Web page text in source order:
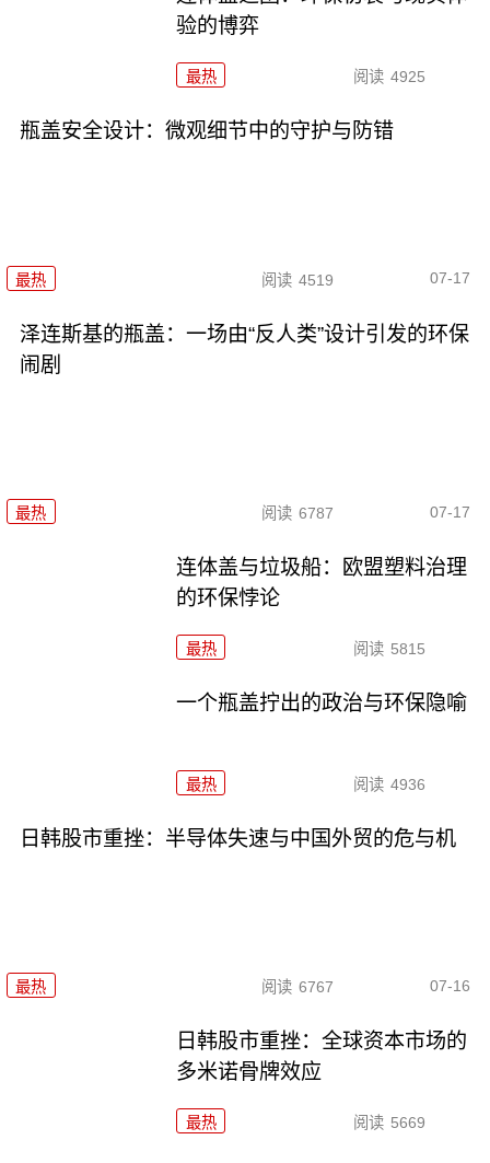
验的博弈
最热 阅读 4925
瓶盖安全设计：微观细节中的守护与防错
最热 阅读 4519 07-17
泽连斯基的瓶盖：一场由“反人类”设计引发的环保
闹剧
最热 阅读 6787 07-17
连体盖与垃圾船：欧盟塑料治理
的环保悖论
最热 阅读 5815
一个瓶盖拧出的政治与环保隐喻
最热 阅读 4936
日韩股市重挫：半导体失速与中国外贸的危与机
最热 阅读 6767 07-16
日韩股市重挫：全球资本市场的
多米诺骨牌效应
最热 阅读 5669